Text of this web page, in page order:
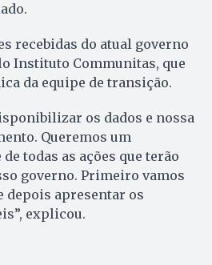
recebidas do atual governo
Instituto Communitas, que
da equipe de transição.
os dados e nossa
Queremos um
todas as ações que terão
governo. Primeiro vamos
depois apresentar os
explicou.